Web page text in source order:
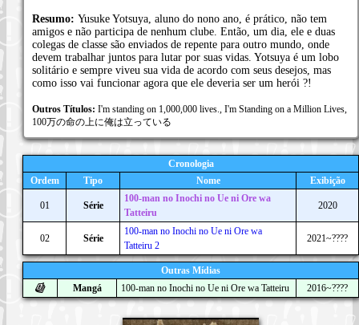
Resumo: Yusuke Yotsuya, aluno do nono ano, é prático, não tem
amigos e não participa de nenhum clube. Então, um dia, ele e duas
colegas de classe são enviados de repente para outro mundo, onde
devem trabalhar juntos para lutar por suas vidas. Yotsuya é um lobo
solitário e sempre viveu sua vida de acordo com seus desejos, mas
como isso vai funcionar agora que ele deveria ser um herói ?!
Outros Títulos: I'm standing on 1,000,000 lives., I'm Standing on a Million Lives,
100万の命の上に俺は立っている
Cronologia
Ordem
Tipo Nome Exibição
01 Série
100-man no Inochi no Ue ni Ore wa
Tatteiru
2020
02 Série
100-man no Inochi no Ue ni Ore wa
Tatteiru 2
2021~????
Outras Mídias
Mangá
100-man no Inochi no Ue ni Ore wa Tatteiru 2016~????